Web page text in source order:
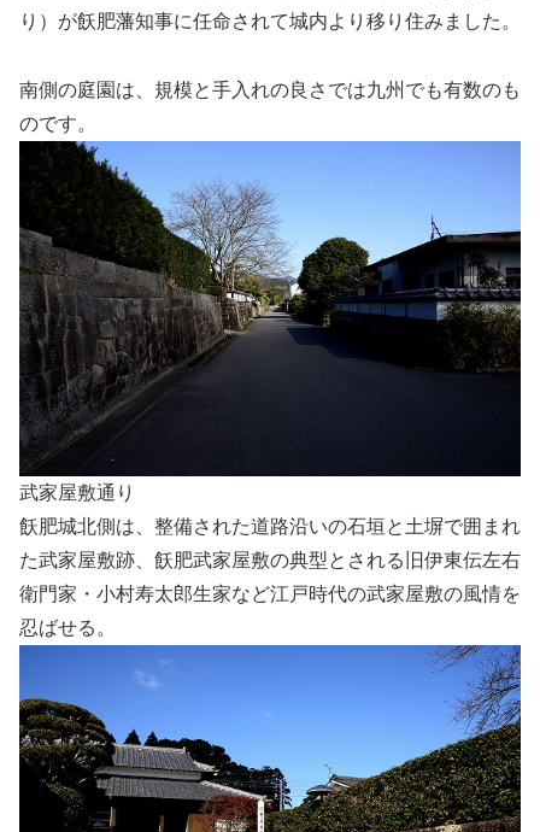
り）が飫肥藩知事に任命されて城内より移り住みました。
南側の庭園は、規模と手入れの良さでは九州でも有数のも
のです。
武家屋敷通り
飫肥城北側は、整備された道路沿いの石垣と土塀で囲まれ
た武家屋敷跡、飫肥武家屋敷の典型とされる旧伊東伝左右
衛門家・小村寿太郎生家など江戸時代の武家屋敷の風情を
忍ばせる。